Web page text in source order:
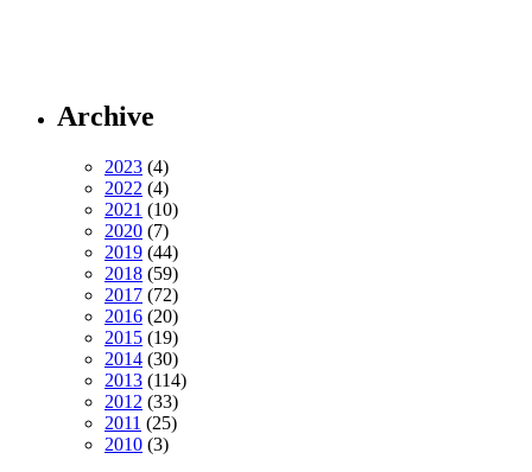
Archive
2023 (4)
2022 (4)
2021 (10)
2020 (7)
2019 (44)
2018 (59)
2017 (72)
2016 (20)
2015 (19)
2014 (30)
2013 (114)
2012 (33)
2011 (25)
2010 (3)